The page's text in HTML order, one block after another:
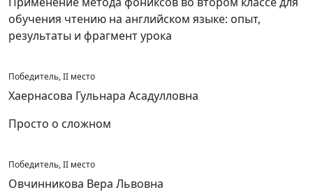
обучения чтению на английском языке: опыт,
результаты и фрагмент урока
Победитель, II место
Хаернасова Гульнара Асадулловна
Просто о сложном
Победитель, II место
Овчинникова Вера Львовна